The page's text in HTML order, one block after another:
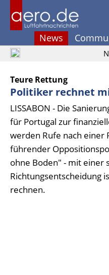
News
Teure Rettung
Politiker rechnet
LISSABON - Die
für Portugal zur
werden Rufe nach einer
führender
ohne Boden" - mit einer
Richtungsentscheidung
rechnen.